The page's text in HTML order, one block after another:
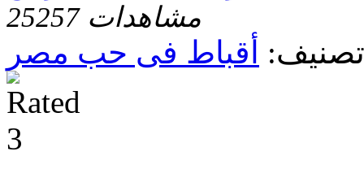
25257 مشاهدات
تصنيف: أقباط فى حب مصر